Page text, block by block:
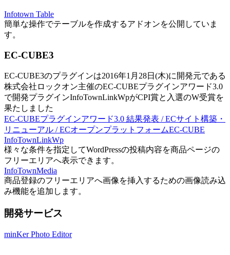
Infotown Table
簡単な操作でテーブルを作成するアドオンを公開していま
す。
EC-CUBE3
EC-CUBE3のプラグインは2016年1月28日(木)に開発元である
株式会社ロックオン主催のEC-CUBEプラグインアワード3.0
で開発プラグインInfoTownLinkWpがCPI賞と入選のW受賞を
果たしました
EC-CUBEプラグインアワード3.0 結果発表 / ECサイト構築・
リニューアル / ECオープンプラットフォームEC-CUBE
InfoTownLinkWp
様々な条件を指定してWordPressの投稿内容を商品ページの
フリーエリアへ表示できます。
InfoTownMedia
商品登録のフリーエリアへ画像を挿入するための画像読み込
み機能を追加します。
開発サービス
minKer Photo Editor